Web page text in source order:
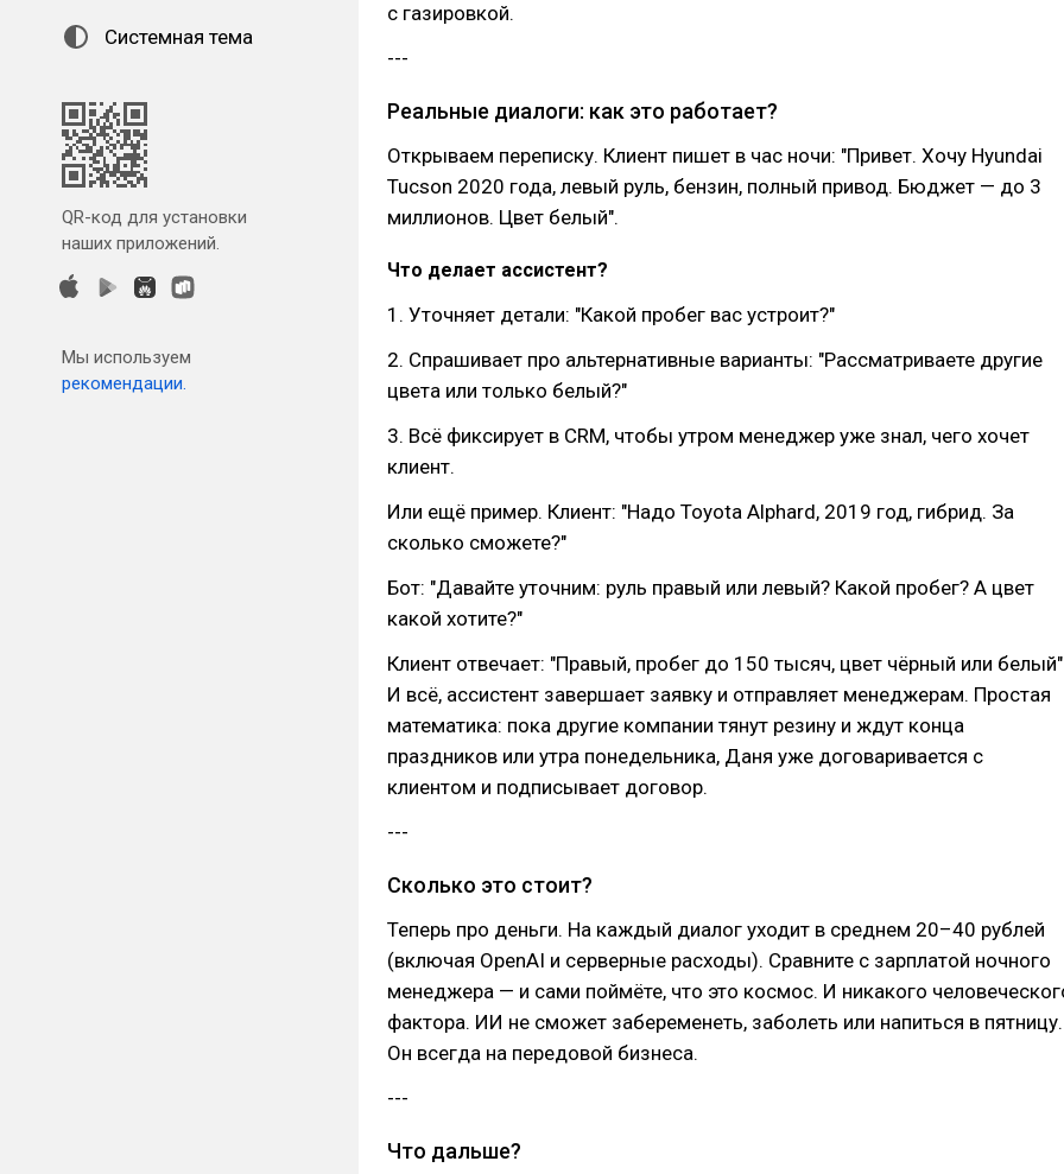
Системная тема
QR-код для установки
наших приложений.
Мы используем
рекомендации.
с газировкой.
---
Реальные диалоги: как это работает?
Открываем переписку. Клиент пишет в час ночи: "Привет. Хочу Hyundai
Tucson 2020 года, левый руль, бензин, полный привод. Бюджет — до 3
миллионов. Цвет белый".
Что делает ассистент?
1. Уточняет детали: "Какой пробег вас устроит?"
2. Спрашивает про альтернативные варианты: "Рассматриваете другие
цвета или только белый?"
3. Всё фиксирует в CRM, чтобы утром менеджер уже знал, чего хочет
клиент.
Или ещё пример. Клиент: "Надо Toyota Alphard, 2019 год, гибрид. За
сколько сможете?"
Бот: "Давайте уточним: руль правый или левый? Какой пробег? А цвет
какой хотите?"
Клиент отвечает: "Правый, пробег до 150 тысяч, цвет чёрный или
И всё, ассистент завершает заявку и отправляет менеджерам. Простая
математика: пока другие компании тянут резину и ждут конца
праздников или утра понедельника, Даня уже договаривается с
клиентом и подписывает договор.
---
Сколько это стоит?
Теперь про деньги. На каждый диалог уходит в среднем 20–40 рублей
(включая OpenAI и серверные расходы). Сравните с зарплатой ночного
менеджера — и сами поймёте, что это космос. И никакого
фактора. ИИ не сможет забеременеть, заболеть или напиться в пятницу.
Он всегда на передовой бизнеса.
---
Что дальше?